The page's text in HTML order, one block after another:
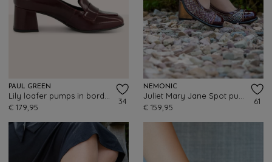
PAUL GREEN
€ 179,95
34
NEMONIC
€ 159,95
61